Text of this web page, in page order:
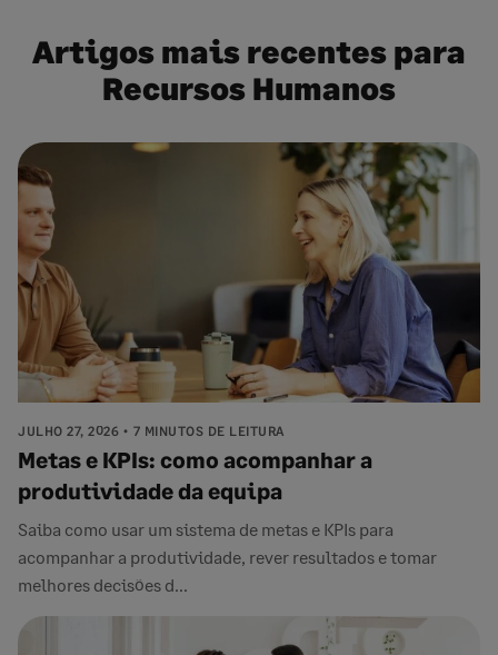
Artigos mais recentes para
Recursos Humanos
JULHO 27, 2026 7 MINUTOS DE LEITURA
Metas e KPIs: como acompanhar a
produtividade da equipa
Saiba como usar um sistema de metas e KPIs para
acompanhar a produtividade, rever resultados e tomar
melhores decisões d...